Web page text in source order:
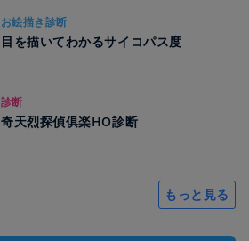
お絵描き診断
目を描いてわかるサイコパス度
診断
奇天烈探偵俱楽HO診断
もっと見る